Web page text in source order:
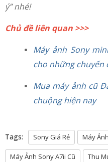
ý” nhé!
Chủ đề liên quan >>>
Máy ảnh Sony
cho những chuyến
Mua máy ảnh cũ
chuộng hiện nay
Tags: Sony Giá Rẻ Máy
Máy Ảnh Sony A7ii Cũ Thu